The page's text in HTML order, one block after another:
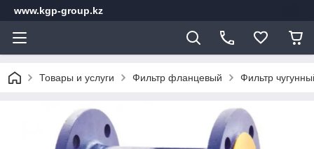
www.kgp-group.kz
Товары и услуги Фильтр фланцевый Фильтр